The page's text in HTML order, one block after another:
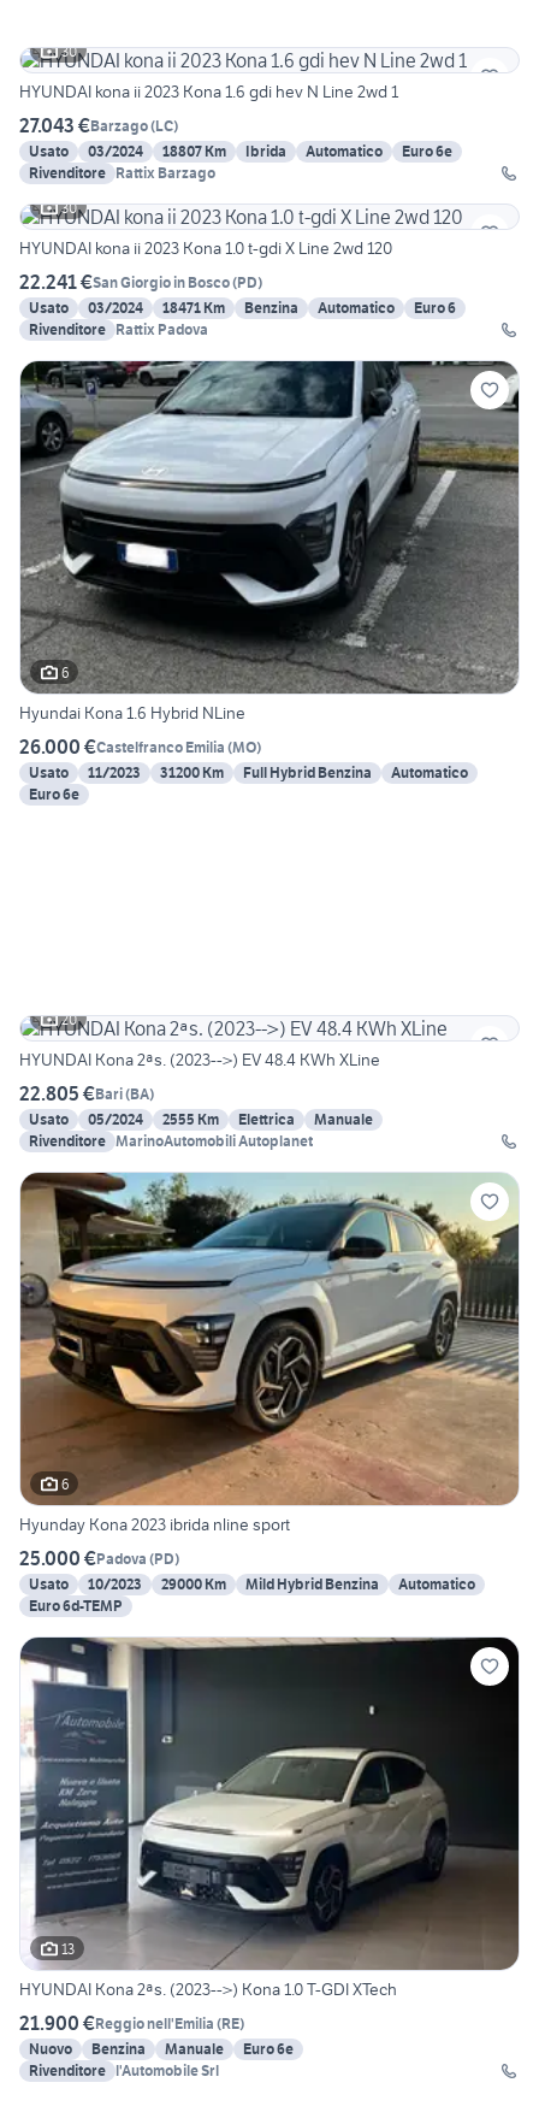
30
HYUNDAI kona ii 2023 Kona 1.6 gdi hev N Line 2wd 1
27.043 €Barzago(LC)
Usato
03/2024 18807 Km Ibrida Automatico
Euro 6e
Rivenditore Rattix Barzago
30
HYUNDAI kona ii 2023 Kona 1.0 t-gdi X Line 2wd 120
22.241 €San Giorgio in Bosco(PD)
Usato
03/2024 18471 Km Benzina Automatico
Euro 6
Rivenditore Rattix Padova
6
Hyundai Kona 1.6 Hybrid NLine
26.000 €Castelfranco Emilia (MO)
Usato
11/2023 31200 Km Full Hybrid Benzina
Automatico
Euro 6e
20
HYUNDAI Kona 2ªs. (2023-->) EV 48.4 KWh XLine
22.805 €Bari(BA)
Usato
05/2024 2555 Km Elettrica
Manuale
Rivenditore MarinoAutomobili Autoplanet
6
Hyunday Kona 2023 ibrida nline sport
25.000 €Padova (PD)
Usato
10/2023 29000 Km Mild Hybrid Benzina
Automatico
Euro 6d-TEMP
13
HYUNDAI Kona 2ªs. (2023-->) Kona 1.0 T-GDI XTech
21.900 €Reggio nell'Emilia (RE)
Nuovo
Benzina Manuale
Euro 6e
Rivenditore l'Automobile Srl